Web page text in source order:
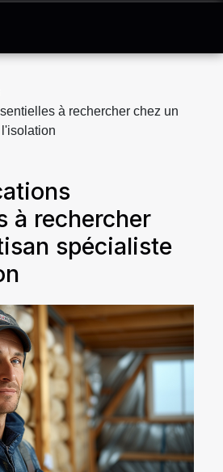
à rechercher chez un
à rechercher
spécialiste